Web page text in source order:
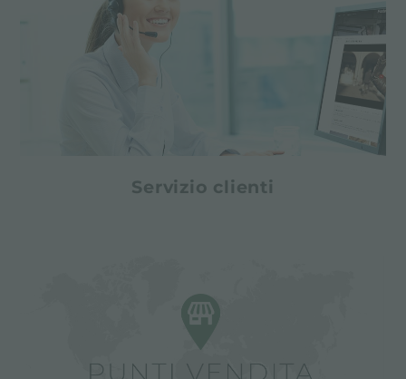
Servizio clienti